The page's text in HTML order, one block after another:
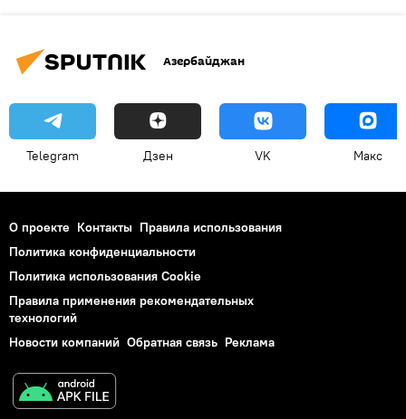
Азербайджан
Telegram Дзен VK Макс
О проекте Контакты Правила использования
Политика конфиденциальности
Политика использования Cookie
Правила применения рекомендательных
технологий
Новости компаний Обратная связь Реклама